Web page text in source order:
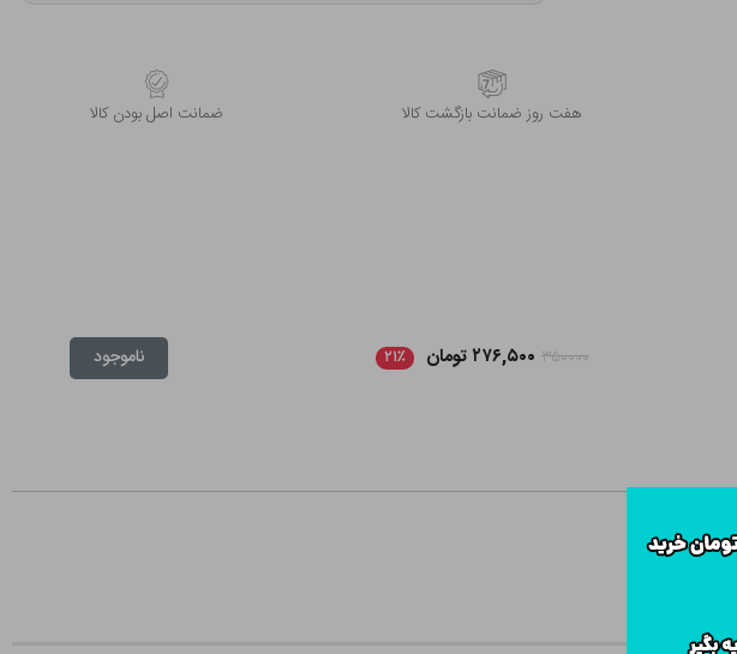
هفت روز ضمانت بازگشت کالا ﺿﻤﺎﻧﺖ اﺻﻞ ﺑﻮدن ﮐﺎﻟﺎ
۳۵۰۰۰۰ ۲۷۶,۵۰۰ تومان ۲۱٪ ناموجود